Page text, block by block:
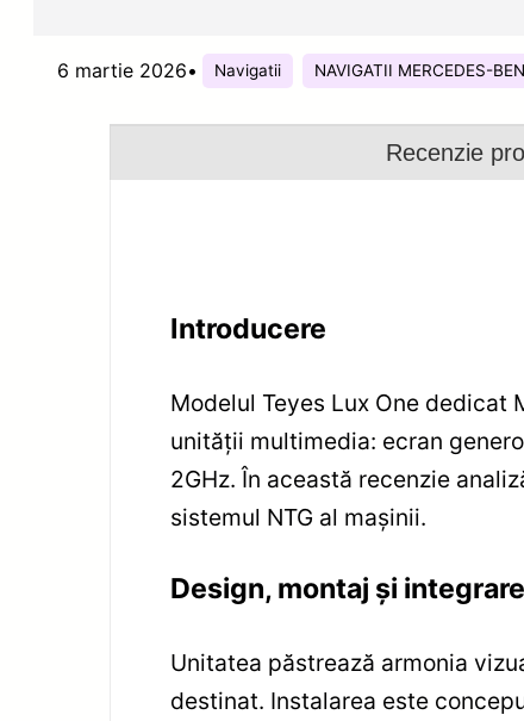
6 martie 2026• Navigatii NAVIGATII MERCEDES-
Recenzie
Introducere
Modelul Teyes Lux One dedicat
unității multimedia: ecran
2GHz. În această recenzie
sistemul NTG al mașinii.
Design, montaj și
Unitatea păstrează armonia
destinat. Instalarea este